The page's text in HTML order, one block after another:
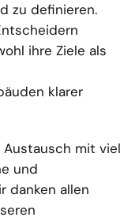
zu definieren.
ihre Ziele als
klarer
mit viel
und
danken allen